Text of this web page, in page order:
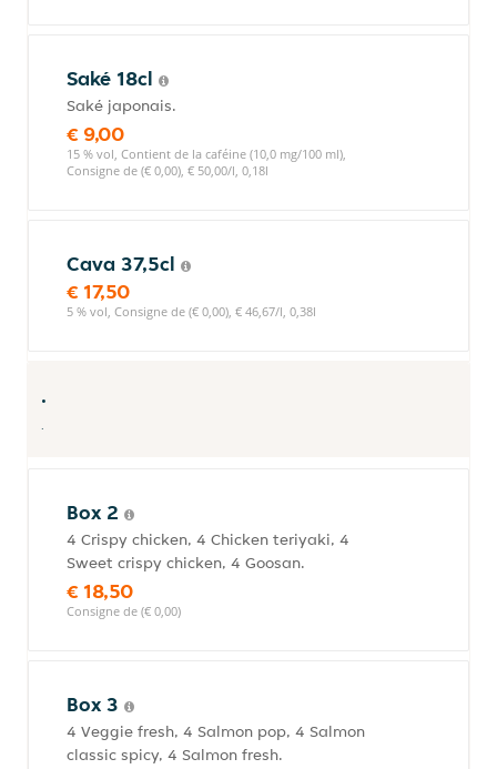
Saké 18cl
Saké japonais.
€ 9,00
15 % vol, Contient de la caféine (10,0 mg/100 ml),
Consigne de (€ 0,00), € 50,00/l, 0,18l
Cava 37,5cl
€ 17,50
5 % vol, Consigne de (€ 0,00), € 46,67/l, 0,38l
.
Box 2
4 Crispy chicken, 4 Chicken teriyaki, 4
Sweet crispy chicken, 4 Goosan.
€ 18,50
Consigne de (€ 0,00)
Box 3
4 Veggie fresh, 4 Salmon pop, 4 Salmon
classic spicy, 4 Salmon fresh.